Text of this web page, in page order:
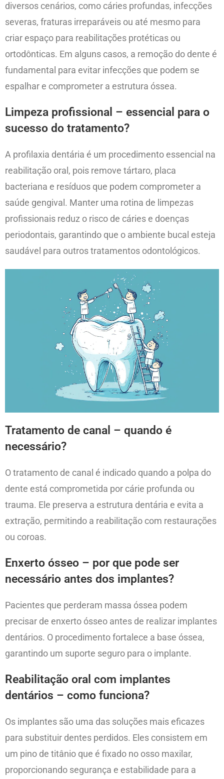
diversos cenários, como cáries profundas, infecções
severas, fraturas irreparáveis ou até mesmo para
criar espaço para reabilitações protéticas ou
ortodônticas. Em alguns casos, a remoção do dente é
fundamental para evitar infecções que podem se
espalhar e comprometer a estrutura óssea.
Limpeza profissional – essencial para o
sucesso do tratamento?
A profilaxia dentária é um procedimento essencial na
reabilitação oral, pois remove tártaro, placa
bacteriana e resíduos que podem comprometer a
saúde gengival. Manter uma rotina de limpezas
profissionais reduz o risco de cáries e doenças
periodontais, garantindo que o ambiente bucal esteja
saudável para outros tratamentos odontológicos.
Tratamento de canal – quando é
necessário?
O tratamento de canal é indicado quando a polpa do
dente está comprometida por cárie profunda ou
trauma. Ele preserva a estrutura dentária e evita a
extração, permitindo a reabilitação com restaurações
ou coroas.
Enxerto ósseo – por que pode ser
necessário antes dos implantes?
Pacientes que perderam massa óssea podem
precisar de enxerto ósseo antes de realizar implantes
dentários. O procedimento fortalece a base óssea,
garantindo um suporte seguro para o implante.
Reabilitação oral com implantes
dentários – como funciona?
Os implantes são uma das soluções mais eficazes
para substituir dentes perdidos. Eles consistem em
um pino de titânio que é fixado no osso maxilar,
proporcionando segurança e estabilidade para a